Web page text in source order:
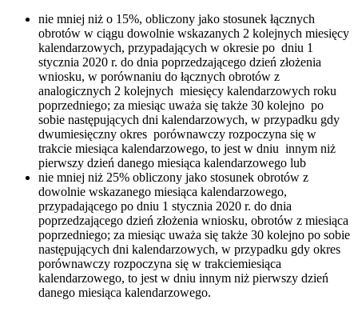
nie mniej niż o 15%, obliczony jako stosunek łącznych
obrotów w ciągu dowolnie wskazanych 2 kolejnych miesięcy
kalendarzowych, przypadających w okresie po dniu 1
stycznia 2020 r. do dnia poprzedzającego dzień złożenia
wniosku, w porównaniu do łącznych obrotów z
analogicznych 2 kolejnych miesięcy kalendarzowych roku
poprzedniego; za miesiąc uważa się także 30 kolejno po
sobie następujących dni kalendarzowych, w przypadku gdy
dwumiesięczny okres porównawczy rozpoczyna się w
trakcie miesiąca kalendarzowego, to jest w dniu innym niż
pierwszy dzień danego miesiąca kalendarzowego lub
nie mniej niż 25% obliczony jako stosunek obrotów z
dowolnie wskazanego miesiąca kalendarzowego,
przypadającego po dniu 1 stycznia 2020 r. do dnia
poprzedzającego dzień złożenia wniosku, obrotów z miesiąca
poprzedniego; za miesiąc uważa się także 30 kolejno po sobie
następujących dni kalendarzowych, w przypadku gdy okres
porównawczy rozpoczyna się w trakciemiesiąca
kalendarzowego, to jest w dniu innym niż pierwszy dzień
danego miesiąca kalendarzowego.